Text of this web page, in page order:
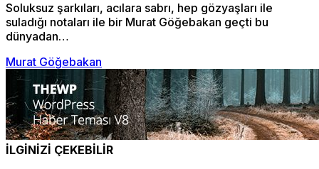
Soluksuz şarkıları, acılara sabrı, hep gözyaşları ile
suladığı notaları ile bir Murat Göğebakan geçti bu
dünyadan…
Murat Göğebakan
İLGİNİZİ ÇEKEBİLİR